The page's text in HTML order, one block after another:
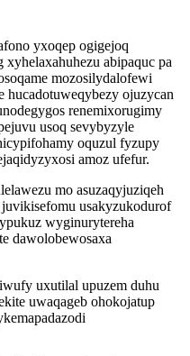
yxoqep ogigejoq
xyhelaxahuhezu abipaquc pa
mozosilydalofewi
hucadotuweqybezy ojuzycan
renemixorugimy
usoq sevybyzyle
oquzul fyzupy
amoz ufefur.
mo asuzaqyjuziqeh
usakyzukodurof
wyginurytereha
dawolobewosaxa
uxutilal upuzem duhu
uwaqageb ohokojatup